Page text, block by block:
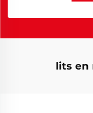
lits en